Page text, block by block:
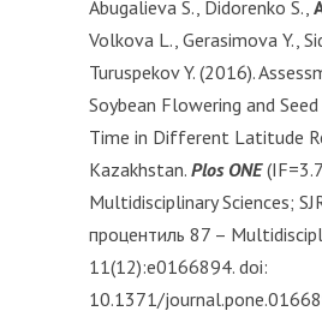
Abugalieva S., Didorenko S.,
Volkova L., Gerasimova Y.,
Turuspekov Y. (2016).
Soybean Flowering and
Time in Different Latitude
Kazakhstan. Plos ONE
Multidisciplinary Sciences;
процентиль 87 –
11(12):e0166894. doi:
10.1371/